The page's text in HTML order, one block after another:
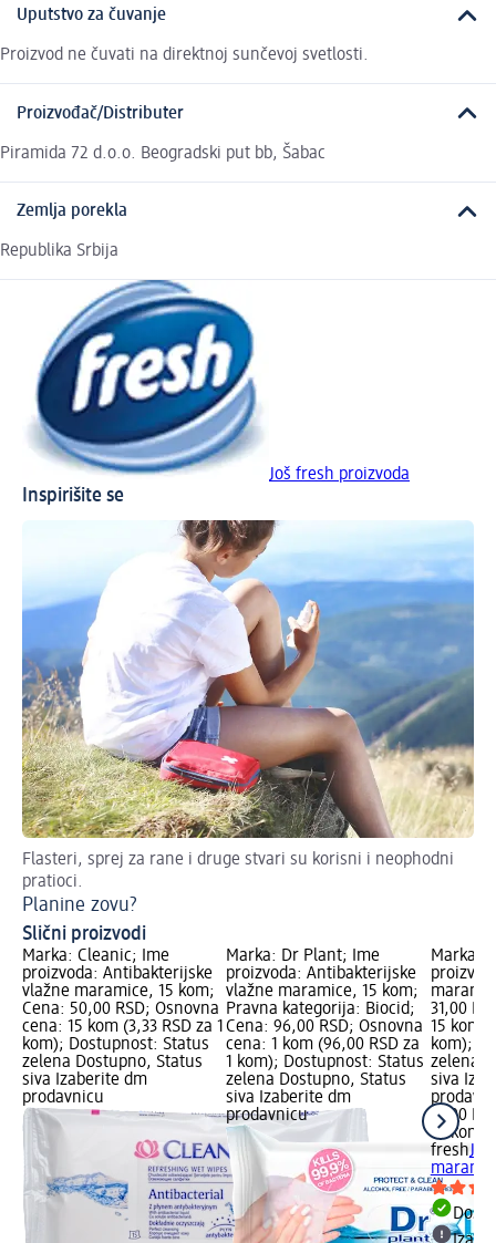
Uputstvo za čuvanje
Proizvod ne čuvati na direktnoj sunčevoj svetlosti.
Proizvođač/Distributer
Piramida 72 d.o.o. Beogradski put bb, Šabac
Zemlja porekla
Republika Srbija
Još fresh proizvoda
Inspirišite se
Flasteri, sprej za rane i druge stvari su korisni i neophodni
pratioci.
Planine zovu?
Slični proizvodi
Marka: Cleanic; Ime
proizvoda: Antibakterijske
vlažne maramice, 15 kom;
Cena: 50,00 RSD; Osnovna
cena: 15 kom (3,33 RSD za 1
kom); Dostupnost: Status
zelena Dostupno, Status
siva Izaberite dm
prodavnicu
Marka: Dr Plant; Ime
proizvoda: Antibakterijske
vlažne maramice, 15 kom;
Pravna kategorija: Biocid;
Cena: 96,00 RSD; Osnovna
cena: 1 kom (96,00 RSD za
1 kom); Dostupnost: Status
zelena Dostupno, Status
siva Izaberite dm
prodavnicu
Marka:
31,00
15 kom
kom);
zelena
siva
31,00
15 kom
fresh